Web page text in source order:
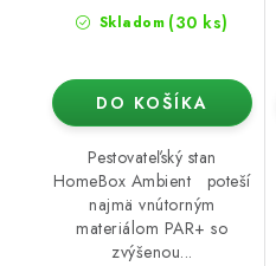
Skladom (30 ks)
DO KOŠÍKA
Pestovateľský stan
HomeBox Ambient poteší
najmä vnútorným
materiálom PAR+ so
zvýšenou...